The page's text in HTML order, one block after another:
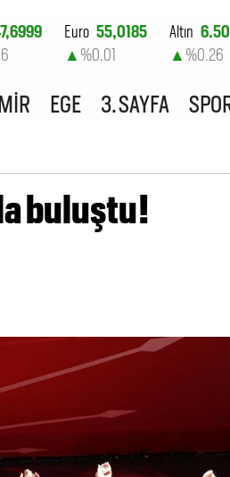
Euro 55,0185
▲ %0.01
Altın
▲ %0.26
EGE 3. SAYFA
buluştu!